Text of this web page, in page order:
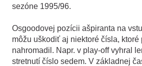
sezóne 1995/96.
Osgoodovej pozícii ašpiranta na
môžu uškodiť aj niektoré čísla,
nahromadil. Napr. v play-off vyhral
stretnutí číslo sedem. V základnej